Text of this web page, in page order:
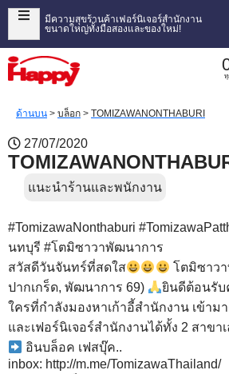
มีความสุขร้านค้าเฟอร์นิเจอร์สำนักงาน
ขนาดใหญ่ทั้งมือสองและของใหม่!
ทุ
ด้านบน > บล็อก > TOMIZAWANONTHABURI
27/07/2020
แนะนำร้านและพนักงาน
#TomizawaNonthaburi #
นทบุรี #โตมิซาวาพัฒนาการ
สวัสดีวันจันทร์ที่สดใส
โตมิซาว
ปากเกร็ด, พัฒนาการ 69)
ยินดีต้อนรับ
ใครที่กำลังมองหาเก้าอี้สำนักงาน เข้ามา
และเฟอร์นิเจอร์สำนักงานได้ทั้ง 2 สาขา
อินบล็อค เฟสบุ๊ค..
inbox: http://m.me/TomizawaThailand/